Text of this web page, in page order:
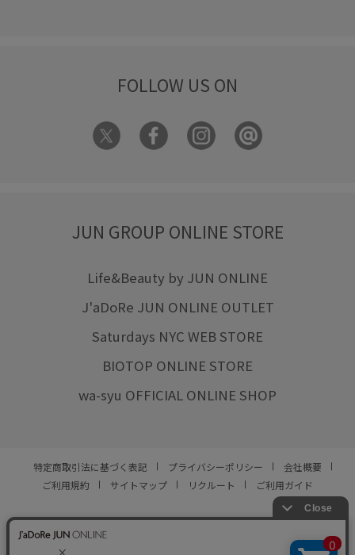
FOLLOW US ON
JUN GROUP ONLINE STORE
Life&Beauty by JUN ONLINE
J'aDoRe JUN ONLINE OUTLET
Saturdays NYC WEB STORE
BIOTOP ONLINE STORE
wa-syu OFFICIAL ONLINE SHOP
特定商取引法に基づく表記 プライバシーポリシー
会社概要
ご利用規約
サイトマップ リクルート ご利用ガイド